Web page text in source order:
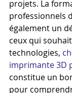
projets. La
professionnels
également un
ceux qui
technologies,
imprimante 3D
constitue un
pour